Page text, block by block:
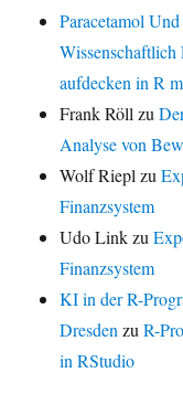
Paracetamol
Wissenschaftlich
aufdecken in R
Frank Röllzu
Analyse von
Wolf Rieplzu
Finanzsystem
Udo Linkzu
Finanzsystem
KI in der R-
DresdenzuR-
in RStudio